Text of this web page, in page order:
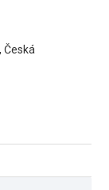
Česká